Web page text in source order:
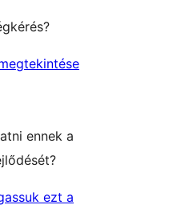
ennek a
ezt a